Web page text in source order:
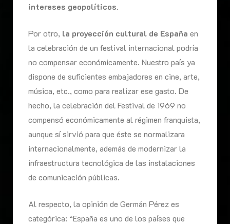
intereses geopolíticos.
Por otro, la proyección cultural de España en
la celebración de un festival internacional podría
no compensar económicamente. Nuestro país ya
dispone de suficientes embajadores en cine, arte,
música, etc., como para realizar ese gasto. De
hecho, la celebración del Festival de 1969 no
compensó económicamente al régimen franquista,
aunque sí sirvió para que éste se normalizara
internacionalmente, además de modernizar la
infraestructura tecnológica de las instalaciones
de comunicación públicas.
Al respecto, la opinión de Germán Pérez es
categórica: “España es uno de los países que